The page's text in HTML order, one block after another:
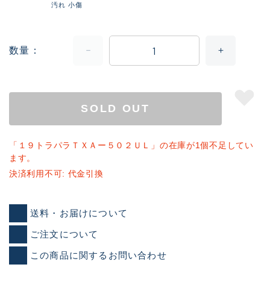
汚れ 小傷
数量
SOLD OUT
「１９トラパラＴＸＡー５０２ＵＬ」の在庫が1個不足してい
ます。
決済利用不可: 代金引換
送料・お届けについて
ご注文について
この商品に関するお問い合わせ